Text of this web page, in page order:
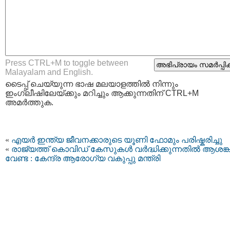
Press CTRL+M to toggle between
Malayalam and English.
ടൈപ്പ്‌ ചെയ്യുന്ന ഭാഷ മലയാളത്തില്‍ നിന്നും
ഇംഗ്ലീഷിലേയ്ക്കും മറിച്ചും ആക്കുന്നതിന് CTRL+M
അമര്‍ത്തുക.
« എയർ ഇന്ത്യ ജീവനക്കാരുടെ യൂണി ഫോമും പരിഷ്കരിച്ചു
« രാജ്യത്ത് കൊവിഡ് കേസുകള്‍ വർദ്ധിക്കുന്നതിൽ ആശങ്ക
വേണ്ട : കേന്ദ്ര ആരോഗ്യ വകുപ്പു മന്ത്രി